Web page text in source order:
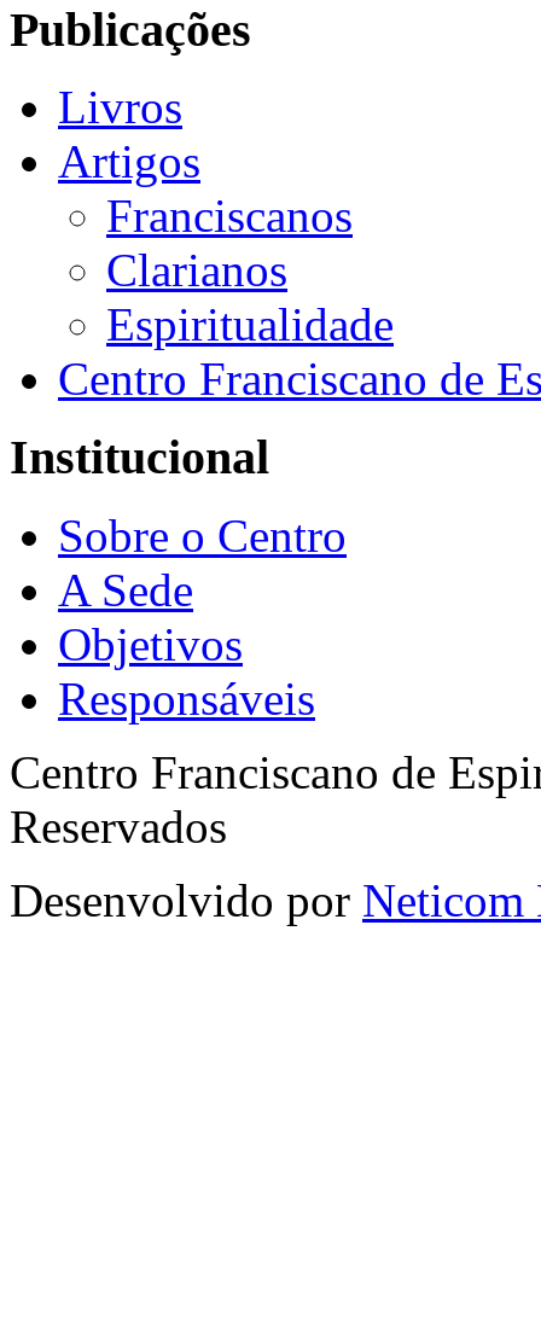
Publicações
Livros
Artigos
Franciscanos
Clarianos
Espiritualidade
Centro Franciscano de
Institucional
Sobre o Centro
A Sede
Objetivos
Responsáveis
Centro Franciscano de
Reservados
Desenvolvido por Neticom